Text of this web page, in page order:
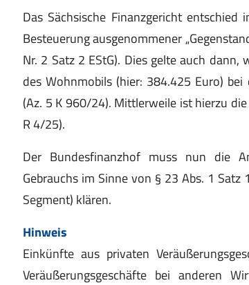
Das Sächsische Finanzgericht
Besteuerung ausgenommener
Nr. 2 Satz 2 EStG). Dies gelte auch
des Wohnmobils (hier: 384.425 Euro)
(Az. 5 K 960/24). Mittlerweile ist hierzu
R 4/25).
Der Bundesfinanzhof muss nun die
Gebrauchs im Sinne von § 23 Abs. 1
Segment) klären.
Hinweis
Einkünfte aus privaten
Veräußerungsgeschäfte bei anderen